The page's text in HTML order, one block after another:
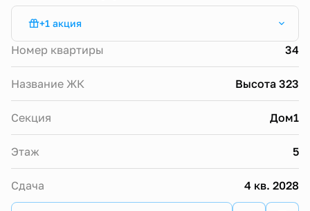
+1 акция
Субсидированная ипотека от 13,9%
Номер квартиры 34
Название ЖК Высота 323
Секция Дом1
Этаж 5
Сдача 4 кв. 2028